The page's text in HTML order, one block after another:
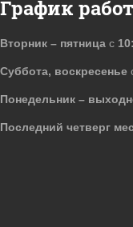
График
Вторник – пятница с
Суббота, воскресенье
Понедельник –
Последний четверг